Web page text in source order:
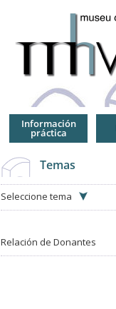
Información
práctica
Temas
Seleccione tema
Relación de Donantes